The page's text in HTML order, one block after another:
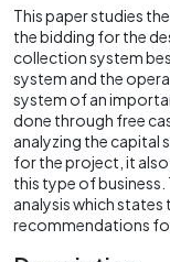
This paper studies
the bidding for the
collection system
system and the
system of an
done through free
analyzing the
for the project, it
this type of
analysis which states
recommendations